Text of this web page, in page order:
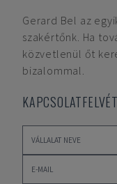
Gerard Bel az
szakértőnk. Ha
közvetlenül őt
bizalommal.